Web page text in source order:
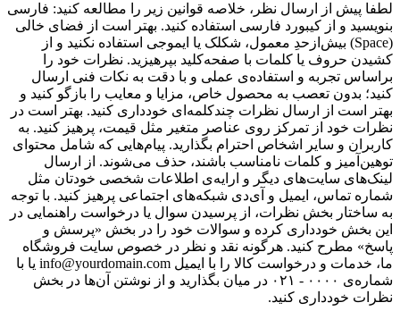
لطفا پیش از ارسال نظر، خلاصه قوانین زیر را مطالعه کنید: فارسی
بنویسید و از کیبورد فارسی استفاده کنید. بهتر است از فضای خالی
(Space) بیش‌از‌حدِ معمول، شکلک یا ایموجی استفاده نکنید و از
کشیدن حروف یا کلمات با صفحه‌کلید بپرهیزید. نظرات خود را
براساس تجربه و استفاده‌ی عملی و با دقت به نکات فنی ارسال
کنید؛ بدون تعصب به محصول خاص، مزایا و معایب را بازگو کنید و
بهتر است از ارسال نظرات چندکلمه‌‌ای خودداری کنید. بهتر است در
نظرات خود از تمرکز روی عناصر متغیر مثل قیمت، پرهیز کنید. به
کاربران و سایر اشخاص احترام بگذارید. پیام‌هایی که شامل محتوای
توهین‌آمیز و کلمات نامناسب باشند، حذف می‌شوند. از ارسال
لینک‌های سایت‌های دیگر و ارایه‌ی اطلاعات شخصی خودتان مثل
شماره تماس، ایمیل و آی‌دی شبکه‌های اجتماعی پرهیز کنید. با توجه
به ساختار بخش نظرات، از پرسیدن سوال یا درخواست راهنمایی در
این بخش خودداری کرده و سوالات خود را در بخش «پرسش و
پاسخ» مطرح کنید. هرگونه نقد و نظر در خصوص سایت فروشگاه
ما، خدمات و درخواست کالا را با ایمیل info@yourdomain.com یا با
شماره‌ی ۰۰۰۰ - ۰۲۱ در میان بگذارید و از نوشتن آن‌ها در بخش
نظرات خودداری کنید.